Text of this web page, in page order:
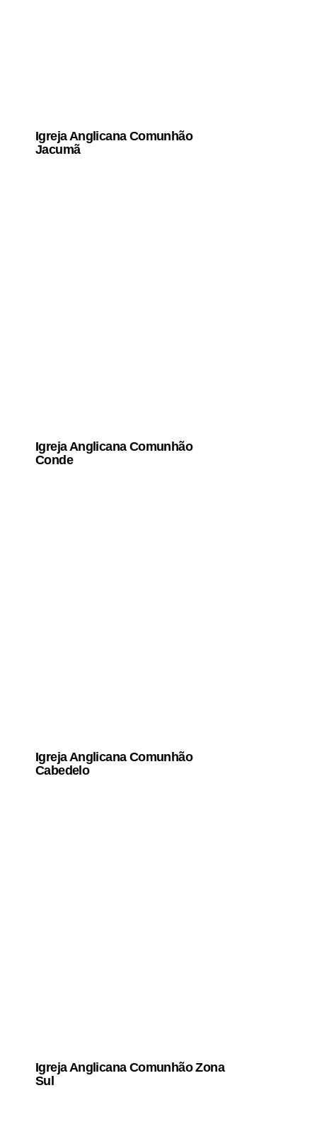
Igreja Anglicana Comunhão
Jacumã
Igreja Anglicana Comunhão
Conde
Igreja Anglicana Comunhão
Cabedelo
Igreja Anglicana Comunhão Zona
Sul